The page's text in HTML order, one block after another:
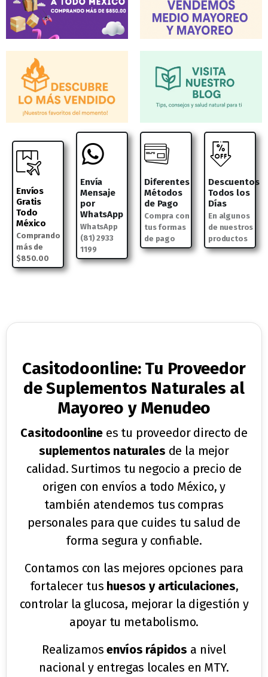
Envíos
Gratis
Todo
México
Comprando
más de
$850.00
Envía
Mensaje
por
WhatsApp
WhatsApp
(81) 2933
1199
Diferentes
Métodos
de Pago
Compra con
tus formas
de pago
Descuentos
Todos los
Días
En algunos
de nuestros
productos
Casitodoonline: Tu Proveedor
de Suplementos Naturales al
Mayoreo y Menudeo
Casitodoonline es tu proveedor directo de
suplementos naturales de la mejor
calidad. Surtimos tu negocio a precio de
origen con envíos a todo México, y
también atendemos tus compras
personales para que cuides tu salud de
forma segura y confiable.
Contamos con las mejores opciones para
fortalecer tus huesos y articulaciones,
controlar la glucosa, mejorar la digestión y
apoyar tu metabolismo.
Realizamosenvíos rápidos a nivel
nacional y entregas locales en MTY.